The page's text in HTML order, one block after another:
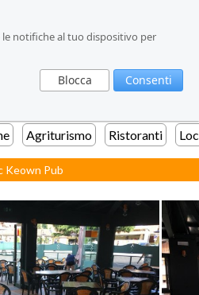
notifiche al tuo dispositivo per
Blocca Consenti
notifiche al tuo dispositivo per
Blocca Consenti
Agriturismo Ristoranti
Keown Pub